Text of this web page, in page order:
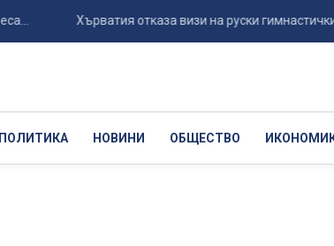
Хърватия отказа визи на руски гимнастички и
ПОЛИТИКА НОВИНИ ОБЩЕСТВО